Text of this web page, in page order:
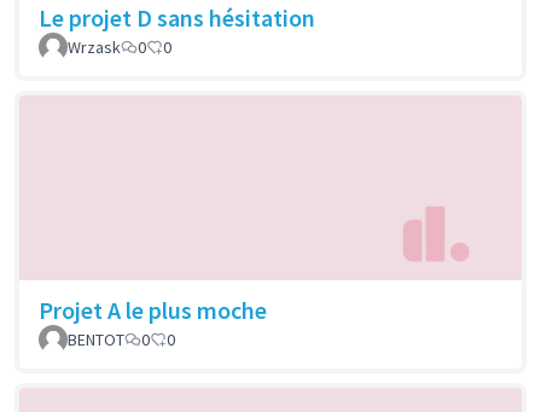
Le projet D sans hésitation
Wrzask 0 0
Projet A le plus moche
BENTOT 0 0